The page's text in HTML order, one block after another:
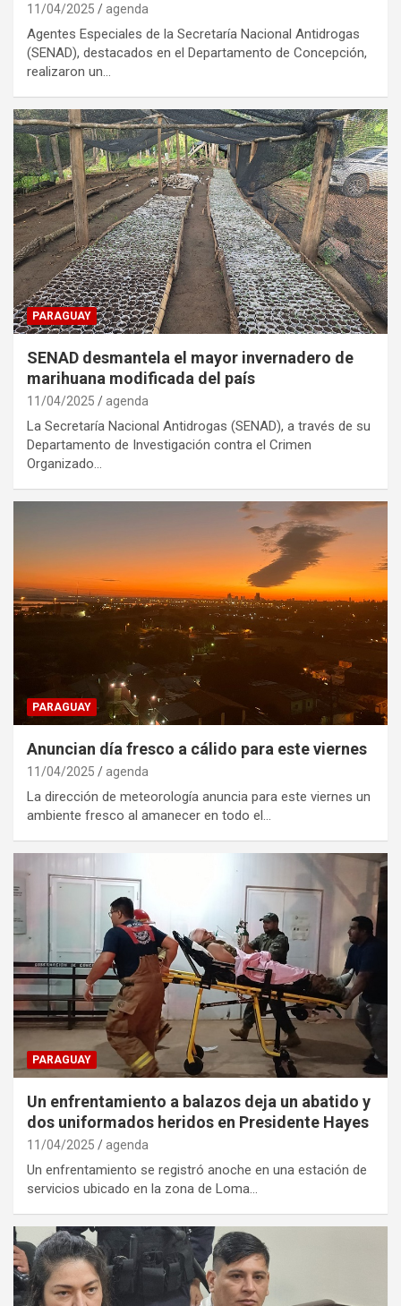
11/04/2025 agenda
Agentes Especiales de la Secretaría Nacional Antidrogas
(SENAD), destacados en el Departamento de Concepción,
realizaron un…
PARAGUAY
SENAD desmantela el mayor invernadero de
marihuana modificada del país
11/04/2025 agenda
La Secretaría Nacional Antidrogas (SENAD), a través de su
Departamento de Investigación contra el Crimen
Organizado…
PARAGUAY
Anuncian día fresco a cálido para este viernes
11/04/2025 agenda
La dirección de meteorología anuncia para este viernes un
ambiente fresco al amanecer en todo el…
PARAGUAY
Un enfrentamiento a balazos deja un abatido y
dos uniformados heridos en Presidente Hayes
11/04/2025 agenda
Un enfrentamiento se registró anoche en una estación de
servicios ubicado en la zona de Loma…